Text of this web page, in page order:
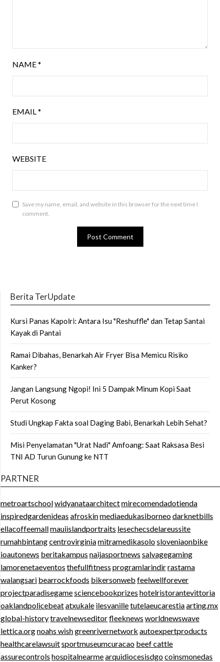
NAME*
EMAIL*
WEBSITE
Save my name, email, and website in this browser for the next time I
comment.
Berita TerUpdate
Kursi Panas Kapolri: Antara Isu "Reshuffle" dan Tetap Santai
Kayak di Pantai
Ramai Dibahas, Benarkah Air Fryer Bisa Memicu Risiko
Kanker?
Jangan Langsung Ngopi! Ini 5 Dampak Minum Kopi Saat
Perut Kosong
Studi Ungkap Fakta soal Daging Babi, Benarkah Lebih Sehat?
Misi Penyelamatan "Urat Nadi" Amfoang: Saat Raksasa Besi
TNI AD Turun Gunung ke NTT
PARTNER
metroartschoolwidyanataarchitectmirecomendadotienda
inspiredgardenideas afroskinmediaedukasiborneodarknetbills
ellacoffeemallmauiislandportraits lesechecsdelareussite
rumahbintangcentrovirginiamitramedikasolosloveniaonbike
ioautonews beritakampus naijasportnews salvagegaming
lamorenetaeventos thefullfitness programlarindirrastama
walangsari bearrockfoods bikersonweb feelwellforever
projectparadisegamesciencebookprizes hotelristorantevittoria
oaklandpolicebeatatxukale ilesvanilletutelaeucarestiaarting.mx
global-historytravelnewseditorfleeknews worldnewswave
lettica.orgnoahs wishgreenrivernetwork autoexpertproducts
healthcarelawsuitsportmuseumcuracao beef cattle
assurecontrols hospitalnearmearquidiocesisdgocoinsmonedas